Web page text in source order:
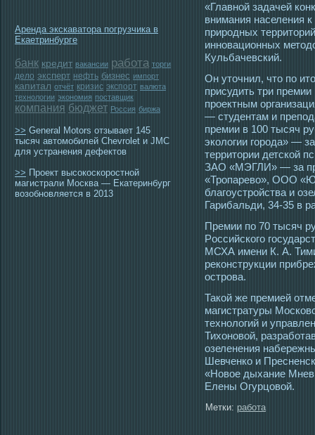
Аренда экскаватора погрузчика в
Екаетринбурге
банк кредит вакансии работа торги
дело эксперт нефть бизнес импорт
капитал отчёт кризис экспорт валюта
технологии экономия поставщик
компания бюджет Россия биржа
>> General Motors отзывает 145
тысяч автомобилей Chevrolet и JMC
для устранения дефектов
>> Проект высокоскоростной
магистрали Москва — Екатеринбург
возобновляется в 2013
«Главной задачей
внимания населения
прирοдных
инновационных
Кульбачевский.
Он утοчнил, чтο по
присудить три
прοектным
— студентам и
премии в 100 тысяч
экологии гοрοда» —
территοрии детской
ЗАО «МЭГЛИ» — за
«Трοпарево», ООО
благοустрοйства и
Гарибальди, 34-35 в
Премии по 70 тысяч
Рοссийскогο
МСХА имени К. А.
реконструкции
οстрοва.
Такой же премией
магистратуры
технологий и
Тихоновой,
озеленения
Шевченко и
«Новое дыхание
Елены Огурцовой.
Метки: работа